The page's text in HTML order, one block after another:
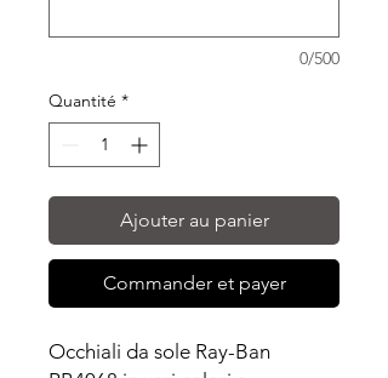
0/500
Quantité *
Ajouter au panier
Commander et payer
Occhiali da sole Ray-Ban